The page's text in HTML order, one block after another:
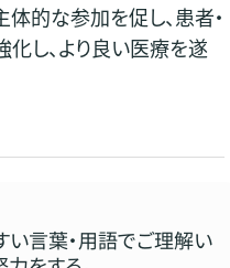
的な参加を促し、患者・
し、より良い医療を遂
言葉・用語でご理解い